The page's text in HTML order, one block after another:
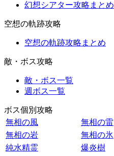
幻想シアター攻略まとめ
空想の軌跡攻略
空想の軌跡攻略まとめ
敵・ボス攻略
敵・ボス一覧
週ボス一覧
ボス個別攻略
無相の風
無相の雷
無相の岩
無相の氷
純水精霊
爆炎樹